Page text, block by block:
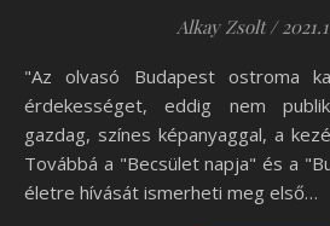
Alkay Zsolt /
"Az olvasó Budapest ostroma kapcsán olvashat több
érdekességet, eddig nem
gazdag, színes képanyaggal, a
Továbbá a "Becsület napja" és a
életre hívását ismerheti meg első…